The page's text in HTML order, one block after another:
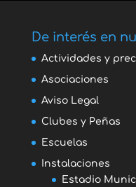
De interés en
Actividades y
Asociaciones
Aviso Legal
Clubes y Peñas
Escuelas
Instalaciones
Estadio